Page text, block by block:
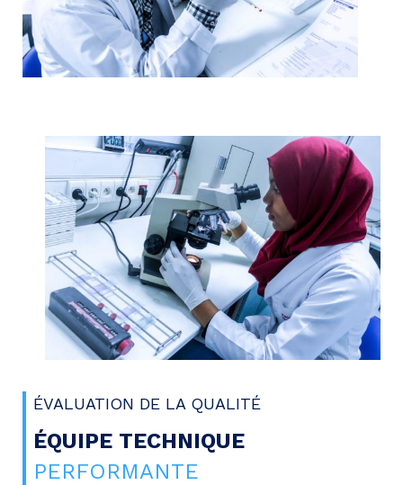
ÉVALUATION DE LA QUALITÉ
ÉQUIPE TECHNIQUE
PERFORMANTE